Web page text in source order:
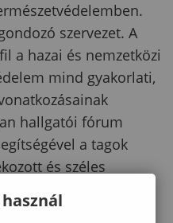
szervezet. A
a hazai és nemzetközi
mind gyakorlati,
hallgatói fórum
a tagok
és széles
Eddigi
pl. a WWF